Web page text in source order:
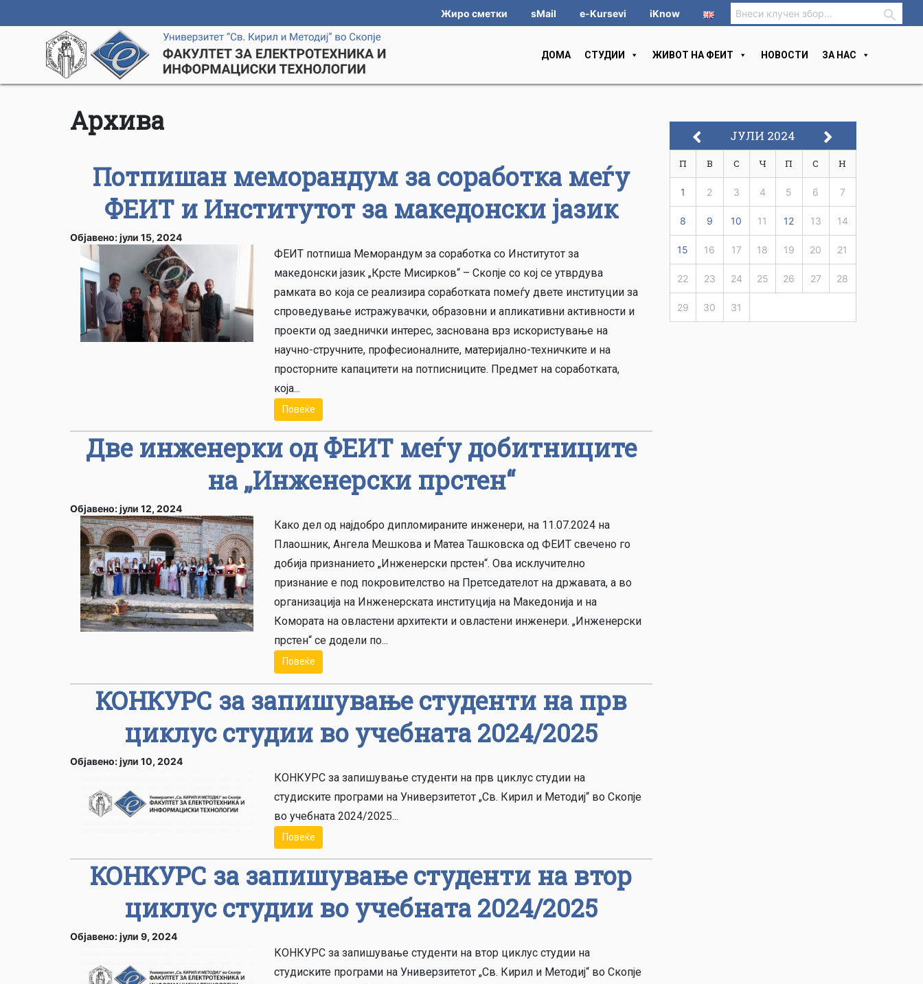
Жиро сметки sMail e-Kursevi iKnow
ДОМА СТУДИИ ЖИВОТ НА ФЕИТ НОВОСТИ ЗА НАС
Архива
Потпишан меморандум за соработка меѓу
ФЕИТ и Институтот за македонски јазик
Објавено: јули 15, 2024
ФЕИТ потпиша Меморандум за соработка со Институтот за
македонски јазик „Крсте Мисирков“ – Скопје со кој се утврдува
рамката во која се реализира соработката помеѓу двете институции за
спроведување истражувачки, образовни и апликативни активности и
проекти од заеднички интерес, заснована врз искористување на
научно-стручните, професионалните, материјално-техничките и на
просторните капацитети на потписниците. Предмет на соработката,
која...
Повеќе
Две инженерки од ФЕИТ меѓу добитниците
на „Инженерски прстен“
Објавено: јули 12, 2024
Како дел од најдобро дипломираните инженери, на 11.07.2024 на
Плаошник, Ангела Мешкова и Матеа Ташковска од ФЕИТ свечено го
добија признанието „Инженерски прстен“. Ова исклучително
признание е под покровителство на Претседателот на државата, а во
организација на Инженерската институција на Македонија и на
Комората на овластени архитекти и овластени инженери. „Инженерски
прстен“ се додели по...
Повеќе
КОНКУРС за запишување студенти на прв
циклус студии во учебната 2024/2025
Објавено: јули 10, 2024
КОНКУРС за запишување студенти на прв циклус студии на
студиските програми на Универзитетот „Св. Кирил и Методиј“ во Скопје
во учебната 2024/2025...
Повеќе
КОНКУРС за запишување студенти на втор
циклус студии во учебната 2024/2025
Објавено: јули 9, 2024
КОНКУРС за запишување студенти на втор циклус студии на
студиските програми на Универзитетот „Св. Кирил и Методиј“ во Скопје
ЈУЛИ 2024
П В С Ч П С Н
1 2 3 4 5 6 7
8 9 10 11 12 13 14
15 16 17 18 19 20 21
22 23 24 25 26 27 28
29 30 31